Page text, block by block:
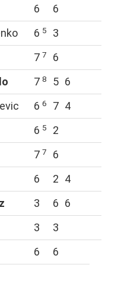
6
6
6 5
3
7 7
6
7 8 5 6
6 6 7 4
6 5
2
7 7
6
6 2 4
3 6 6
3
3
6 6